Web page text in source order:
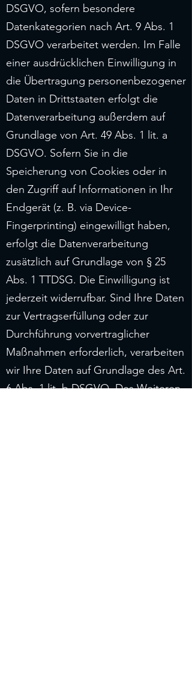
DSGVO, sofern besondere
Datenkategorien nach Art. 9 Abs. 1
DSGVO verarbeitet werden. Im Falle
einer ausdrücklichen Einwilligung in
die Übertragung personenbezogener
Daten in Drittstaaten erfolgt die
Datenverarbeitung außerdem auf
Grundlage von Art. 49 Abs. 1 lit. a
DSGVO. Sofern Sie in die
Speicherung von Cookies oder in
den Zugriff auf Informationen in Ihr
Endgerät (z. B. via Device-
Fingerprinting) eingewilligt haben,
erfolgt die Datenverarbeitung
zusätzlich auf Grundlage von § 25
Abs. 1 TTDSG. Die Einwilligung ist
jederzeit widerrufbar. Sind Ihre Daten
zur Vertragserfüllung oder zur
Durchführung vorvertraglicher
Maßnahmen erforderlich, verarbeiten
wir Ihre Daten auf Grundlage des Art.
6 Abs. 1 lit. b DSGVO. Des Weiteren